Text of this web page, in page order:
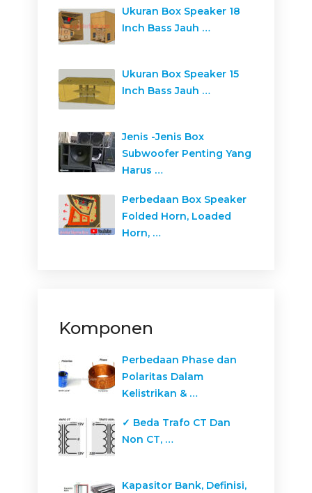
Ukuran Box Speaker 18
Inch Bass Jauh …
Ukuran Box Speaker 15
Inch Bass Jauh …
Jenis -Jenis Box
Subwoofer Penting Yang
Harus …
Perbedaan Box Speaker
Folded Horn, Loaded
Horn, …
Komponen
Perbedaan Phase dan
Polaritas Dalam
Kelistrikan & …
✓ Beda Trafo CT Dan
Non CT, …
Kapasitor Bank, Definisi,